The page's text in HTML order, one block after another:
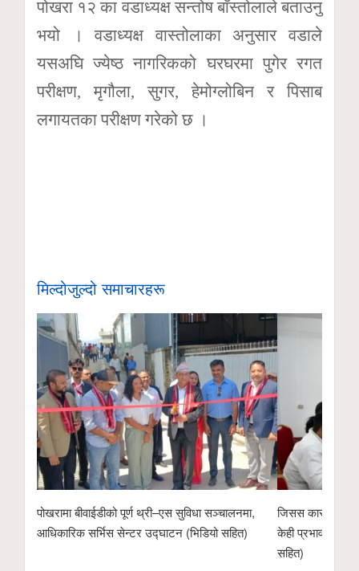
पोखरा १२ का वडाध्यक्ष सन्तोष बाँस्तोलाले बताउनु
भयो । वडाध्यक्ष वास्तोलाका अनुसार वडाले
यसअघि ज्येष्ठ नागरिकको घरघरमा पुगेर रगत
परीक्षण, मृगौला, सुगर, हेमोग्लोबिन र पिसाब
लगायतका परीक्षण गरेको छ ।
मिल्दोजुल्दो समाचारहरू
पोखरामा बीवाईडीको पूर्ण थ्री–एस सुविधा सञ्चालनमा,
आधिकारिक सर्भिस सेन्टर उद्घाटन (भिडियो सहित)
जिसस कास्कीले
केही प्रभावकारी
सहित)